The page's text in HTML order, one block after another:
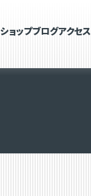
ショップブログアクセス